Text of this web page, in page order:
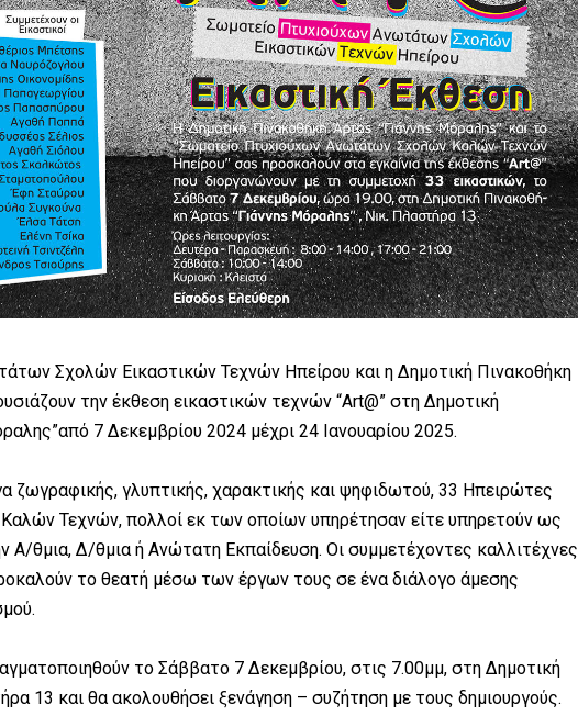
Σχολών Εικαστικών Τεχνών Ηπείρου και η Δημοτική Πινακοθήκη
την έκθεση εικαστικών τεχνών “Art@” στη Δημοτική
7 Δεκεμβρίου 2024 μέχρι 24 Ιανουαρίου 2025.
ζωγραφικής, γλυπτικής, χαρακτικής και ψηφιδωτού, 33 Ηπειρώτες
Καλών Τεχνών, πολλοί εκ των οποίων υπηρέτησαν είτε υπηρετούν ως
Α/θμια, Δ/θμια ή Ανώτατη Εκπαίδευση. Οι συμμετέχοντες καλλιτέχνες
το θεατή μέσω των έργων τους σε ένα διάλογο άμεσης
το Σάββατο 7 Δεκεμβρίου, στις 7.00μμ, στη Δημοτική
13 και θα ακολουθήσει ξενάγηση – συζήτηση με τους δημιουργούς.